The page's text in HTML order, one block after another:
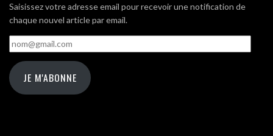
Saisissez votre adresse email pour recevoir une notification de
chaque nouvel article par email.
nom@gmail.com
JE M'ABONNE